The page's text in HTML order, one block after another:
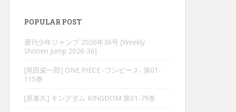
POPULAR POST
週刊少年ジャンプ 2026年36号 [Weekly
Shonen Jump 2026-36]
[尾田栄一郎] ONE PIECE -ワンピース- 第01-
115巻
[原泰久] キングダム KINGDOM 第01-79巻